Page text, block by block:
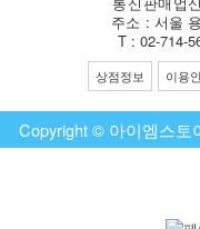
주소 : 서울
T : 02-714-
상점정보 이용
Copyright © 아이엠스토